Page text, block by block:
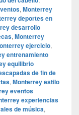
, Monterrey
deportes en
desarrollo
, Monterrey
ejercicio,
entrenamiento
equilibrio
de fin de
, Monterrey estilo
eventos
experiencias
de música,